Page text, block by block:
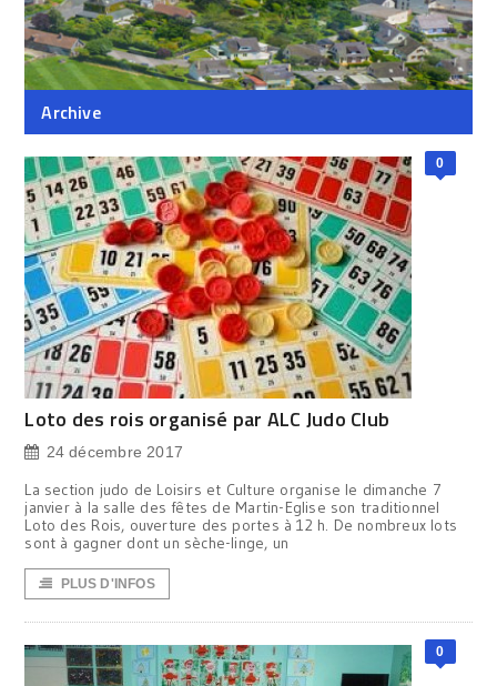
Archive
0
Loto des rois organisé par ALC Judo Club
24 décembre 2017
La section judo de Loisirs et Culture organise le dimanche 7
janvier à la salle des fêtes de Martin-Eglise son traditionnel
Loto des Rois, ouverture des portes à 12 h. De nombreux lots
sont à gagner dont un sèche-linge, un
PLUS D'INFOS
0